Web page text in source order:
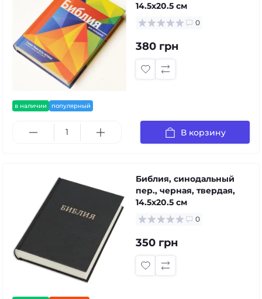
в наличии популярный
14.5x20.5 см
0
380 грн
В корзину
Библия, синодальный
пер., черная, твердая,
14.5x20.5 см
0
350 грн